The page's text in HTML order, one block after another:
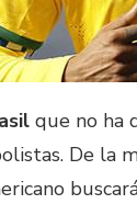
que no ha
De la